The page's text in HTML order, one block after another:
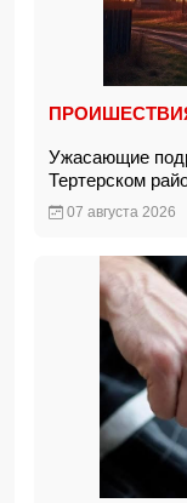
Ужасающие
Тертерском
07 августа 2026